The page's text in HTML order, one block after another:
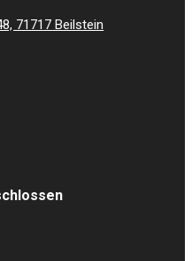
71717 Beilstein